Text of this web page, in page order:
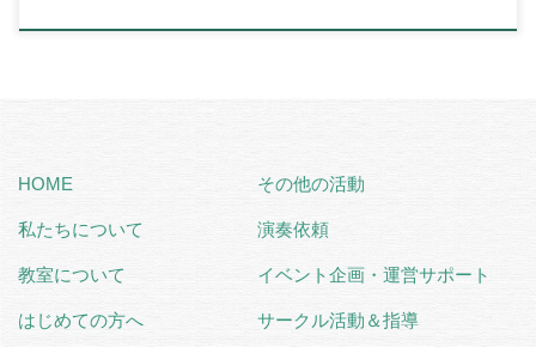
HOME
私たちについて
教室について
はじめての方へ
その他の活動
演奏依頼
イベント企画・運営サポート
サークル活動＆指導